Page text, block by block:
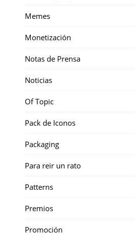
Memes
Monetización
Notas de Prensa
Noticias
Of Topic
Pack de Iconos
Packaging
Para reir un rato
Patterns
Premios
Promoción